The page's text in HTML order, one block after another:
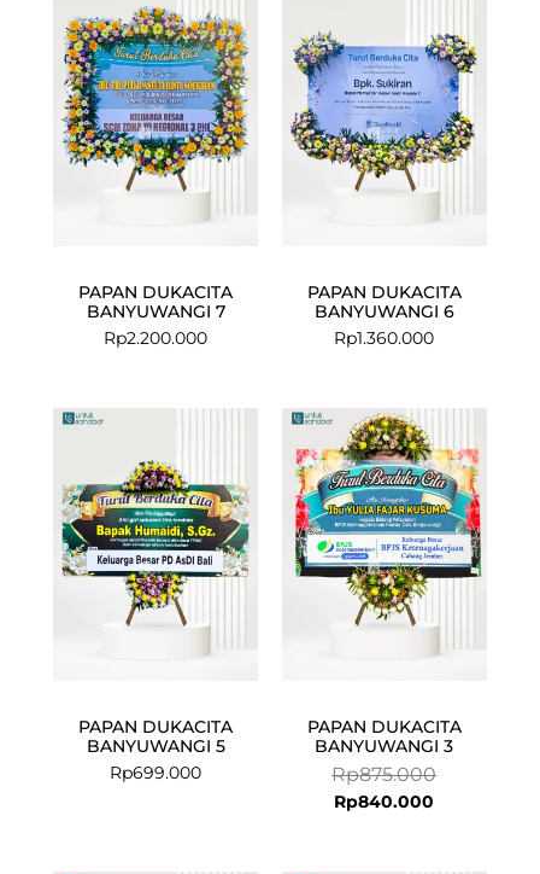
PAPAN DUKACITA
BANYUWANGI 7
Rp2.200.000
PAPAN DUKACITA
BANYUWANGI 6
Rp1.360.000
PAPAN DUKACITA
BANYUWANGI 5
Rp699.000
PAPAN DUKACITA
BANYUWANGI 3
Rp875.000
price
was:
Rp875.000.
Rp840.000
price
is:
Rp840.000.